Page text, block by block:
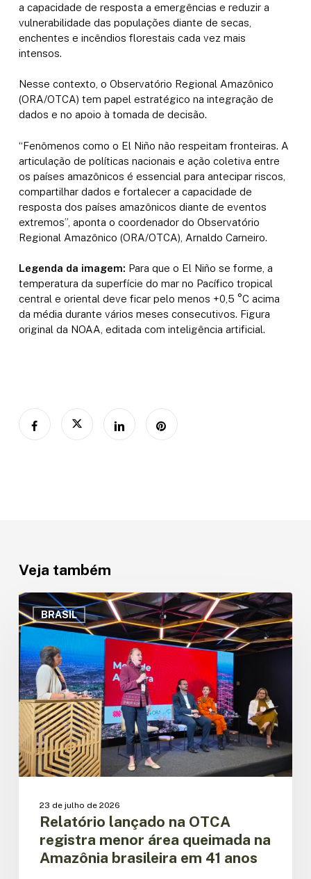
a capacidade de resposta a emergências e reduzir a
vulnerabilidade das populações diante de secas,
enchentes e incêndios florestais cada vez mais
intensos.
Nesse contexto, o Observatório Regional Amazônico
(ORA/OTCA) tem papel estratégico na integração de
dados e no apoio à tomada de decisão.
“Fenômenos como o El Niño não respeitam fronteiras. A
articulação de políticas nacionais e ação coletiva entre
os países amazônicos é essencial para antecipar riscos,
compartilhar dados e fortalecer a capacidade de
resposta dos países amazônicos diante de eventos
extremos”, aponta o coordenador do Observatório
Regional Amazônico (ORA/OTCA), Arnaldo Carneiro.
Legenda da imagem: Para que o El Niño se forme, a
temperatura da superfície do mar no Pacífico tropical
central e oriental deve ficar pelo menos +0,5 °C acima
da média durante vários meses consecutivos. Figura
original da NOAA, editada com inteligência artificial.
Veja também
BRASIL
Relatório
lançado
na
OTCA
registra
menor
área
queimada
na
Amazônia
brasileira
em
23 de julho de 2026
Relatório lançado na OTCA
registra menor área queimada na
Amazônia brasileira em 41 anos